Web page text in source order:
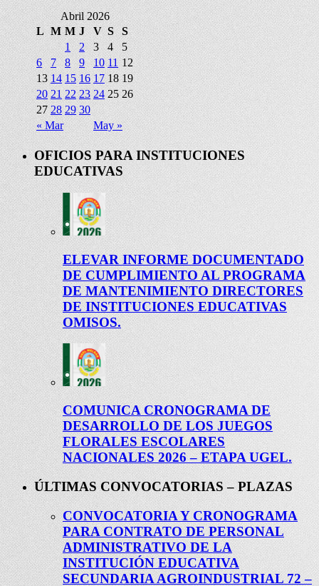
Abril 2026
L M M J V S S
« Mar May »
1 2 3 4
5
6
7 8 9 10 11 12
13 14 15 16 17 18 19
20 21 22 23 24 25 26
27 28 29 30
OFICIOS PARA INSTITUCIONES
EDUCATIVAS
ELEVAR INFORME DOCUMENTADO
DE CUMPLIMIENTO AL PROGRAMA
DE MANTENIMIENTO DIRECTORES
DE INSTITUCIONES EDUCATIVAS
OMISOS.
COMUNICA CRONOGRAMA DE
DESARROLLO DE LOS JUEGOS
FLORALES ESCOLARES
NACIONALES 2026 – ETAPA UGEL.
ÚLTIMAS CONVOCATORIAS – PLAZAS
CONVOCATORIA Y CRONOGRAMA
PARA CONTRATO DE PERSONAL
ADMINISTRATIVO DE LA
INSTITUCIÓN EDUCATIVA
SECUNDARIA AGROINDUSTRIAL 72 –